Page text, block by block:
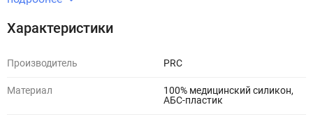
Характеристики
Производитель PRC
Материал
100% медицинский силикон,
АБС-пластик